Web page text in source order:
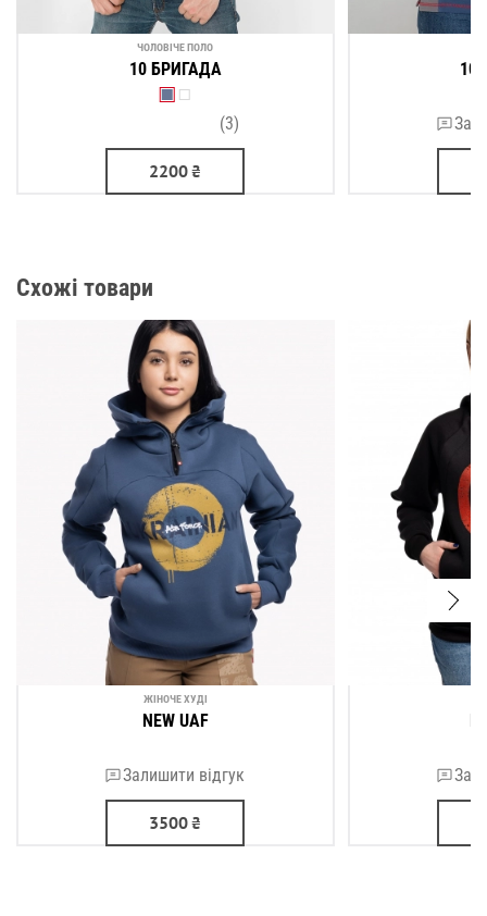
ЧОЛОВІЧЕ ПОЛО
10 БРИГАДА
(3)
2200₴
10
Схожі товари
ЖІНОЧЕ ХУДІ
NEW UAF
Залишити відгук
3500₴